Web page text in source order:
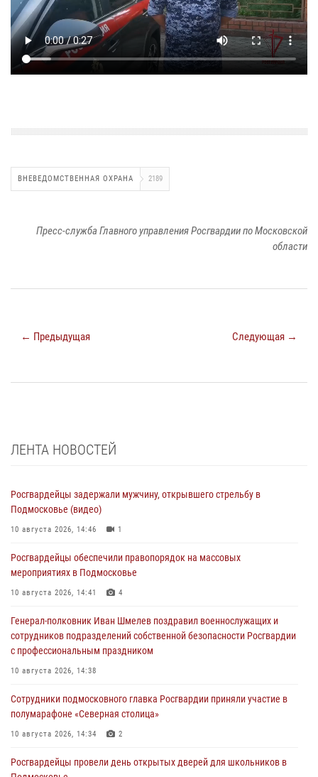
ВНЕВЕДОМСТВЕННАЯ ОХРАНА 2189
Пресс-служба Главного управления Росгвардии по Московской
области
← Предыдущая Следующая →
ЛЕНТА НОВОСТЕЙ
Росгвардейцы задержали мужчину, открывшего стрельбу в
Подмосковье (видео)
10 августа 2026, 14:46 1
Росгвардейцы обеспечили правопорядок на массовых
мероприятиях в Подмосковье
10 августа 2026, 14:41 4
Генерал-полковник Иван Шмелев поздравил военнослужащих и
сотрудников подразделений собственной безопасности Росгвардии
с профессиональным праздником
10 августа 2026, 14:38
Сотрудники подмосковного главка Росгвардии приняли участие в
полумарафоне «Северная столица»
10 августа 2026, 14:34 2
Росгвардейцы провели день открытых дверей для школьников в